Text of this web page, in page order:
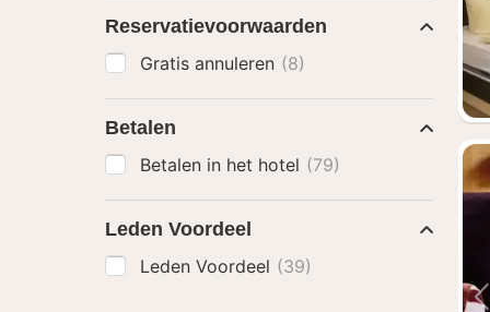
Reservatievoorwaarden
Gratis annuleren (8)
Betalen
Betalen in het hotel (79)
Leden Voordeel
Leden Voordeel (39)